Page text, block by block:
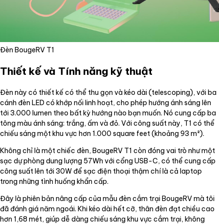
Đèn BougeRV T1
Thiết kế và Tính năng kỹ thuật
Đèn này có thiết kế có thể thu gọn và kéo dài (telescoping), với ba
cánh đèn LED có khớp nối linh hoạt, cho phép hướng ánh sáng lên
tới 3.000 lumen theo bất kỳ hướng nào bạn muốn. Nó cung cấp ba
tông màu ánh sáng: trắng, ấm và đỏ. Với công suất này, T1 có thể
chiếu sáng một khu vực hơn 1.000 square feet (khoảng 93 m²).
Không chỉ là một chiếc đèn, BougeRV T1 còn đóng vai trò như một
sạc dự phòng dung lượng 57Wh với cổng USB-C, có thể cung cấp
công suất lên tới 30W để sạc điện thoại thậm chí là cả laptop
trong những tình huống khẩn cấp.
Đây là phiên bản nâng cấp của mẫu đèn cắm trại BougeRV mà tôi
đã đánh giá năm ngoái. Khi kéo dài hết cỡ, thân đèn đạt chiều cao
hơn 1,68 mét, giúp dễ dàng chiếu sáng khu vực cắm trại, không